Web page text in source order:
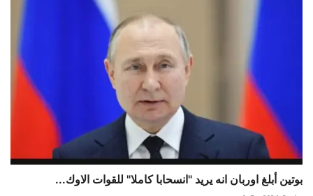
بوتين أبلغ اوربان انه يريد "انسحابا كاملا" للقوات الاوك...